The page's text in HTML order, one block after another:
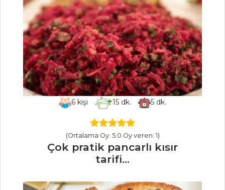
tarifi
Pratik Lavaş
Tarifi Ve Püf
Noktaları
Yumurtalı
ekmek nasıl
yapılır?
Masterchef Tüm
BALIK
6 kişi 15dk. 5dk.
(Ortalama Oy: 5.0 Oy veren: 1)
Çok pratik pancarlı kısır
tarifi...